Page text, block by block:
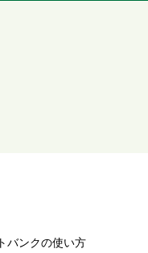
バンクの使い方